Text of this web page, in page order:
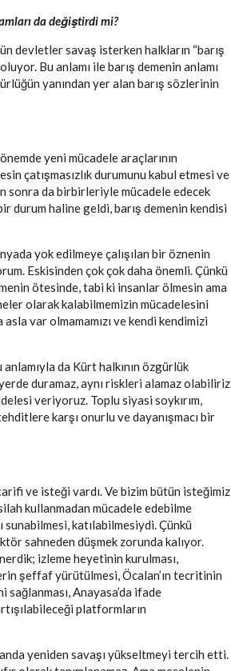
da değiştirdi mi?
devletler savaş isterken halkların “barış
Bu anlamı ile barış demenin anlamı
yanından yer alan barış sözlerinin
yeni mücadele araçlarının
çatışmasızlık durumunu kabul etmesi ve
sonra da birbirleriyle mücadele edecek
durum haline geldi, barış demenin kendisi
yok edilmeye çalışılan bir öznenin
Eskisinden çok çok daha önemli. Çünkü
ötesinde, tabi ki insanlar ölmesin ama
olarak kalabilmemizin mücadelesini
var olmamamızı ve kendi kendimizi
da Kürt halkının özgürlük
duramaz, aynı riskleri alamaz olabiliriz
veriyoruz. Toplu siyasi soykırım,
karşı onurlu ve dayanışmacı bir
ve isteği vardı. Ve bizim bütün isteğimiz
kullanmadan mücadele edebilme
sunabilmesi, katılabilmesiydi. Çünkü
sahneden düşmek zorunda kalıyor.
izleme heyetinin kurulması,
şeffaf yürütülmesi, Öcalan’ın tecritinin
sağlanması, Anayasa’da ifade
platformların
yeniden savaşı yükseltmeyi tercih etti.